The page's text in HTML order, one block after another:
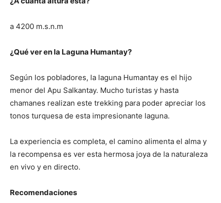
a 4200 m.s.n.m
¿Qué ver en la Laguna Humantay?
Según los pobladores, la laguna Humantay es el hijo
menor del Apu Salkantay. Mucho turistas y hasta
chamanes realizan este trekking para poder apreciar los
tonos turquesa de esta impresionante laguna.
La experiencia es completa, el camino alimenta el alma y
la recompensa es ver esta hermosa joya de la naturaleza
en vivo y en directo.
Recomendaciones